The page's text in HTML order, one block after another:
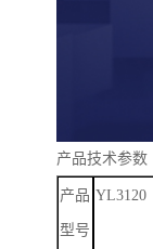
产品技术参数
产品
型号
YL3120